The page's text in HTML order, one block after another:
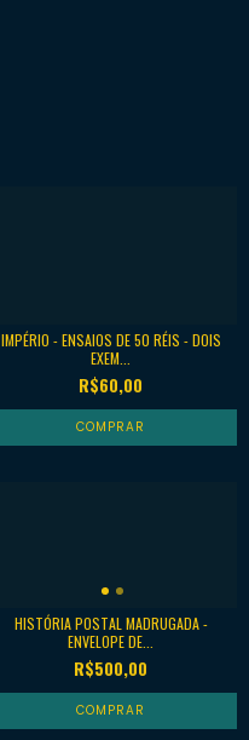
IMPÉRIO - ENSAIOS DE 50 RÉIS - DOIS
EXEM...
R$60,00
HISTÓRIA POSTAL MADRUGADA -
ENVELOPE DE...
R$500,00